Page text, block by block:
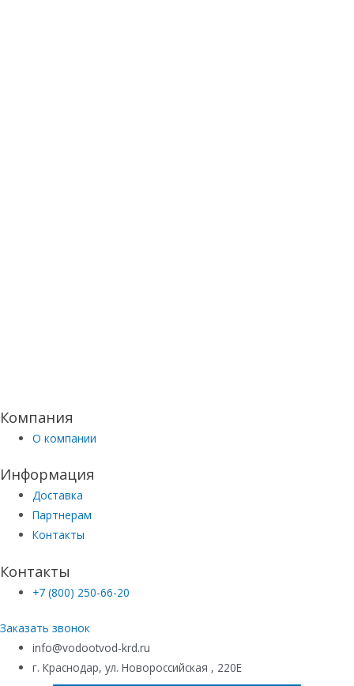
Компания
О компании
Информация
Доставка
Партнерам
Контакты
Контакты
+7 (800) 250-66-20
Заказать звонок
info@vodootvod-krd.ru
г. Краснодар, ул. Новороссийская , 220Е